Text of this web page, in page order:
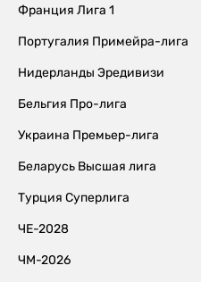
Франция Лига 1
Португалия Примейра-лига
Нидерланды Эредивизи
Бельгия Про-лига
Украина Премьер-лига
Беларусь Высшая лига
Турция Суперлига
ЧЕ-2028
ЧМ-2026